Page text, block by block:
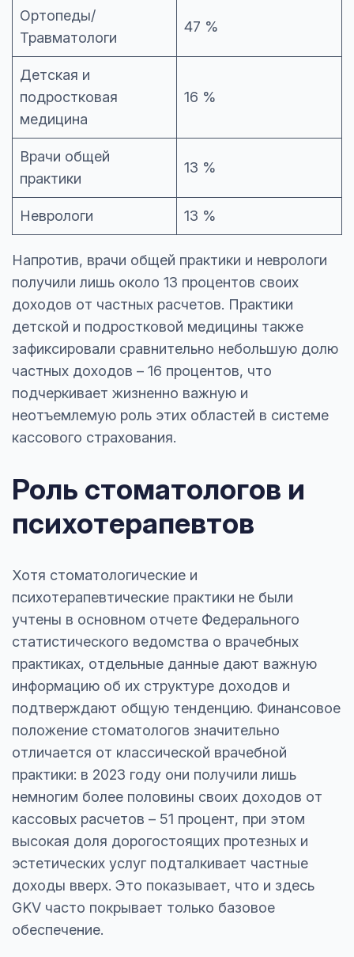
Ортопеды/
Травматологи
47 %
Детская и
подростковая
медицина
16 %
Врачи общей
практики
13 %
Неврологи 13 %
Напротив, врачи общей практики и неврологи
получили лишь около 13 процентов своих
доходов от частных расчетов. Практики
детской и подростковой медицины также
зафиксировали сравнительно небольшую долю
частных доходов – 16 процентов, что
подчеркивает жизненно важную и
неотъемлемую роль этих областей в системе
кассового страхования.
Роль стоматологов и
психотерапевтов
Хотя стоматологические и
психотерапевтические практики не были
учтены в основном отчете Федерального
статистического ведомства о врачебных
практиках, отдельные данные дают важную
информацию об их структуре доходов и
подтверждают общую тенденцию. Финансовое
положение стоматологов значительно
отличается от классической врачебной
практики: в 2023 году они получили лишь
немногим более половины своих доходов от
кассовых расчетов – 51 процент, при этом
высокая доля дорогостоящих протезных и
эстетических услуг подталкивает частные
доходы вверх. Это показывает, что и здесь
GKV часто покрывает только базовое
обеспечение.